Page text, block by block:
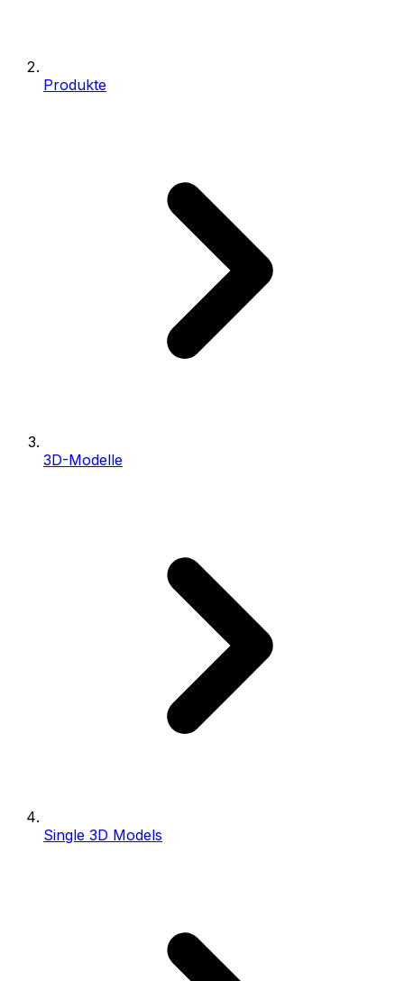
Produkte
3D-Modelle
Single 3D Models